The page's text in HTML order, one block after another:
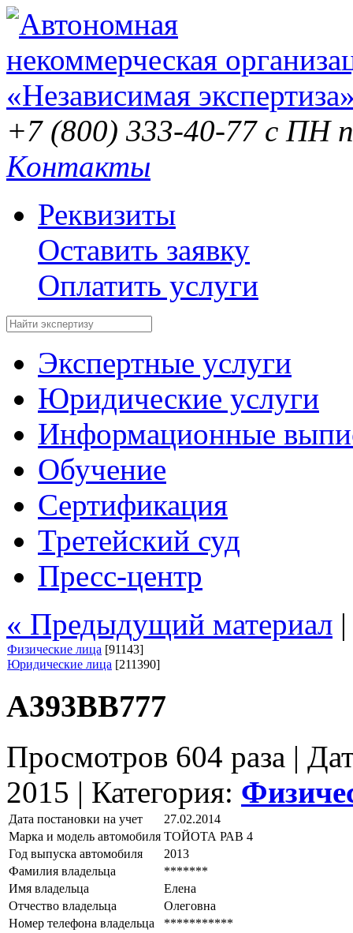
+7 (800) 333-40-77 с ПН
Контакты
Реквизиты
Оставить заявку
Оплатить услуги
Экспертные услуги
Юридические услуги
Информационные
Обучение
Сертификация
Третейский суд
Пресс-центр
« Предыдущий материал
Физические лица [91143]
Юридические лица [211390]
А393ВВ777
Просмотров 604 раза |
2015 | Категория:
Дата постановки на учет
27.02.2014
Марка и модель автомобиля ТОЙОТА РАВ 4
Год выпуска автомобиля
2013
Фамилия владельца
*******
Имя владельца
Елена
Отчество владельца
Олеговна
Номер телефона владельца
***********